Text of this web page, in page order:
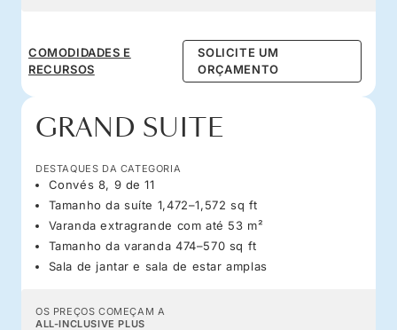
COMODIDADES E
RECURSOS
SOLICITE UM
ORÇAMENTO
GRAND SUITE
DESTAQUES DA CATEGORIA
Convés 8, 9 de 11
Tamanho da suíte 1,472–1,572 sq ft
Varanda extragrande com até 53 m²
Tamanho da varanda 474–570 sq ft
Sala de jantar e sala de estar amplas
OS PREÇOS COMEÇAM A
ALL-INCLUSIVE PLUS